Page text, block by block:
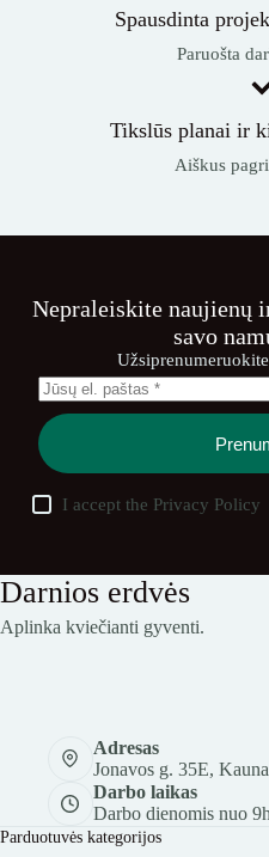
Spausdinta
Paruošta
Tikslūs planai ir
Aiškus
Nepraleiskite naujienų
savo
I accept the Privacy Policy
Darnios erdvės
Aplinka kviečianti gyventi.
Adresas
Jonavos g. 35E,
Darbo laikas
Darbo dienomis nuo
Parduotuvės kategorijos